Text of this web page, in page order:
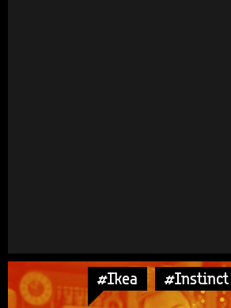
#Ikea #Instinct